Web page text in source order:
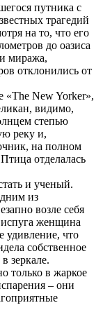
путника с
трагедий
на то, что его
до оазиса
миража,
отклонились от
«The New Yorker»,
видимо,
степью
реку и,
на полном
отделалась
и ученый.
из
возле себя
женщина
удивление, что
собственное
зеркале.
только в жаркое
– они